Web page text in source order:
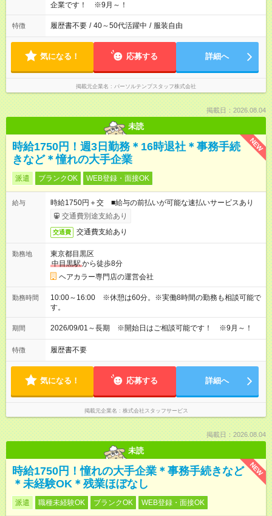
企業です！ ※9月～！
特徴 履歴書不要 / 40～50代活躍中 / 服装自由
気になる！ 応募する 詳細へ
掲載元企業名 パーソルテンプスタッフ株式会社
掲載日：2026.08.04
未読
NEW
時給1750円！週3日勤務＊16時退社＊事務手続
きなど＊憧れの大手企業
派遣 ブランクOK WEB登録・面接OK
給与
時給1750円＋交 ■給与の前払いが可能な速払いサービスあり
交通費別途支給あり
交通費 交通費支給あり
勤務地
東京都目黒区
中目黒駅から徒歩8分
ヘアカラー専門店の運営会社
勤務時間
10:00～16:00 ※休憩は60分。※実働8時間の勤務も相談可能で
す。
期間 2026/09/01～長期 ※開始日はご相談可能です！ ※9月～！
特徴 履歴書不要
気になる！ 応募する 詳細へ
掲載元企業名 株式会社スタッフサービス
掲載日：2026.08.04
未読
NEW
時給1750円！憧れの大手企業＊事務手続きなど
＊未経験OK＊残業ほぼなし
派遣 職種未経験OK ブランクOK WEB登録・面接OK